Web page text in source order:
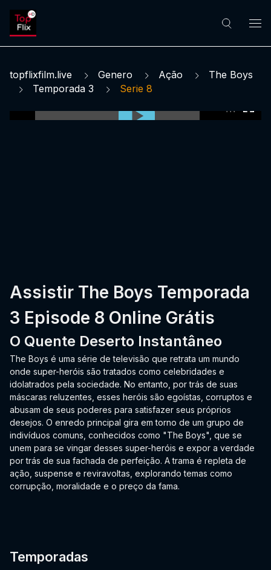
topflixfilm.live Genero Ação
The Boys
Temporada 3
Serie 8
Assistir The Boys Temporada
3 Episode 8 Online Grátis
O Quente Deserto Instantâneo
The Boys é uma série de televisão que retrata um mundo
onde super-heróis são tratados como celebridades e
idolatrados pela sociedade. No entanto, por trás de suas
máscaras reluzentes, esses heróis são egoístas, corruptos e
abusam de seus poderes para satisfazer seus próprios
desejos. O enredo principal gira em torno de um grupo de
indivíduos comuns, conhecidos como "The Boys", que se
unem para se vingar desses super-heróis e expor a verdade
por trás de sua fachada de perfeição. A trama é repleta de
ação, suspense e reviravoltas, explorando temas como
corrupção, moralidade e o preço da fama.
Temporadas